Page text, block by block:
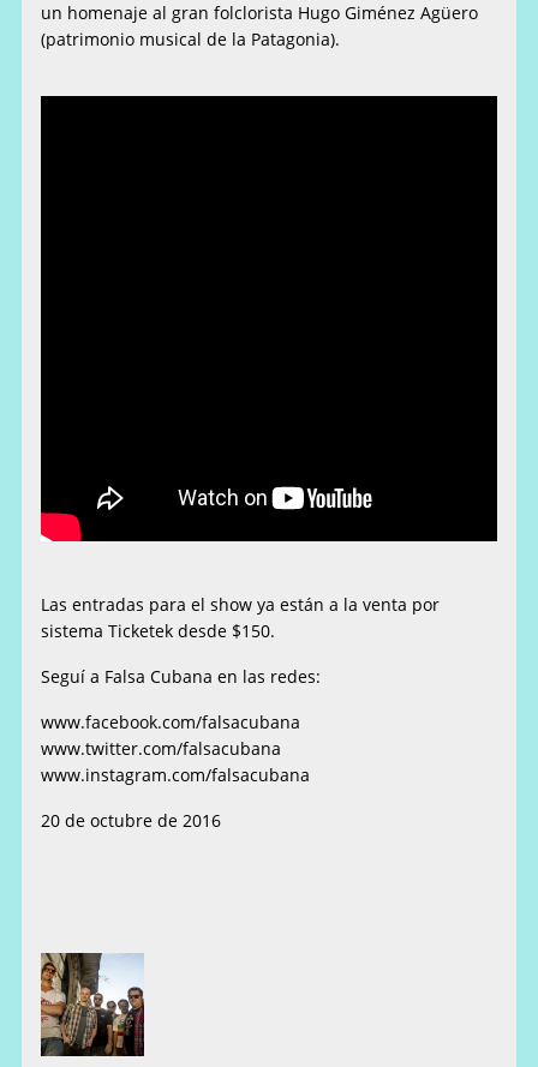
un homenaje al gran folclorista Hugo Giménez Agüero
(patrimonio musical de la Patagonia).
Las entradas para el show ya están a la venta por
sistema Ticketek desde $150.
Seguí a Falsa Cubana en las redes:
www.facebook.com/falsacubana
www.twitter.com/falsacubana
www.instagram.com/falsacubana
20 de octubre de 2016